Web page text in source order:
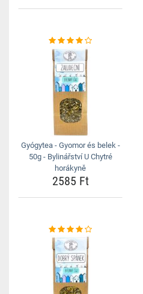
Gyógytea - Gyomor és belek -
50g - Bylinářství U Chytré
horákyně
2585 Ft